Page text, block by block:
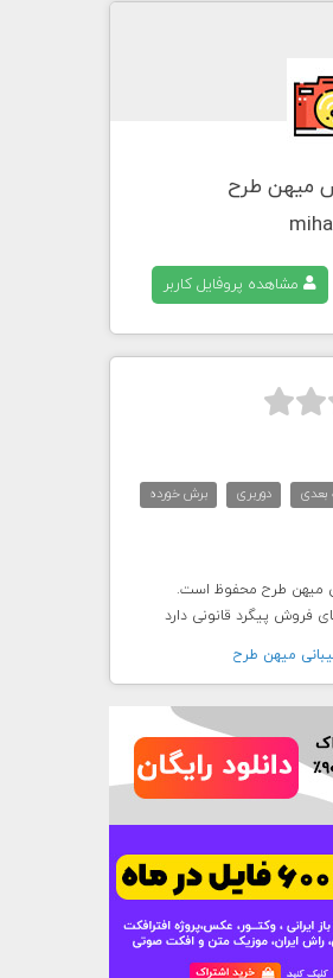
میهن طرح
مشاهده پروفایل کاربر
دوربری
برش خورده
فروش پیگرد قانونی دارد
ميهن طرح